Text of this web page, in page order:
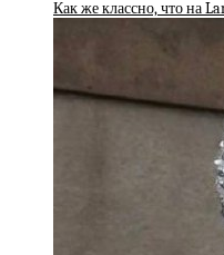
Как же классно, что на